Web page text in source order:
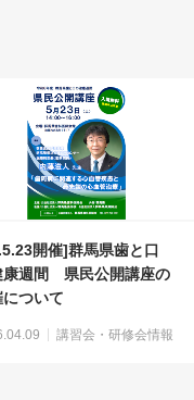
開催]群馬県歯と口
康週間 県民公開講座の
について
講習会・研修会情報